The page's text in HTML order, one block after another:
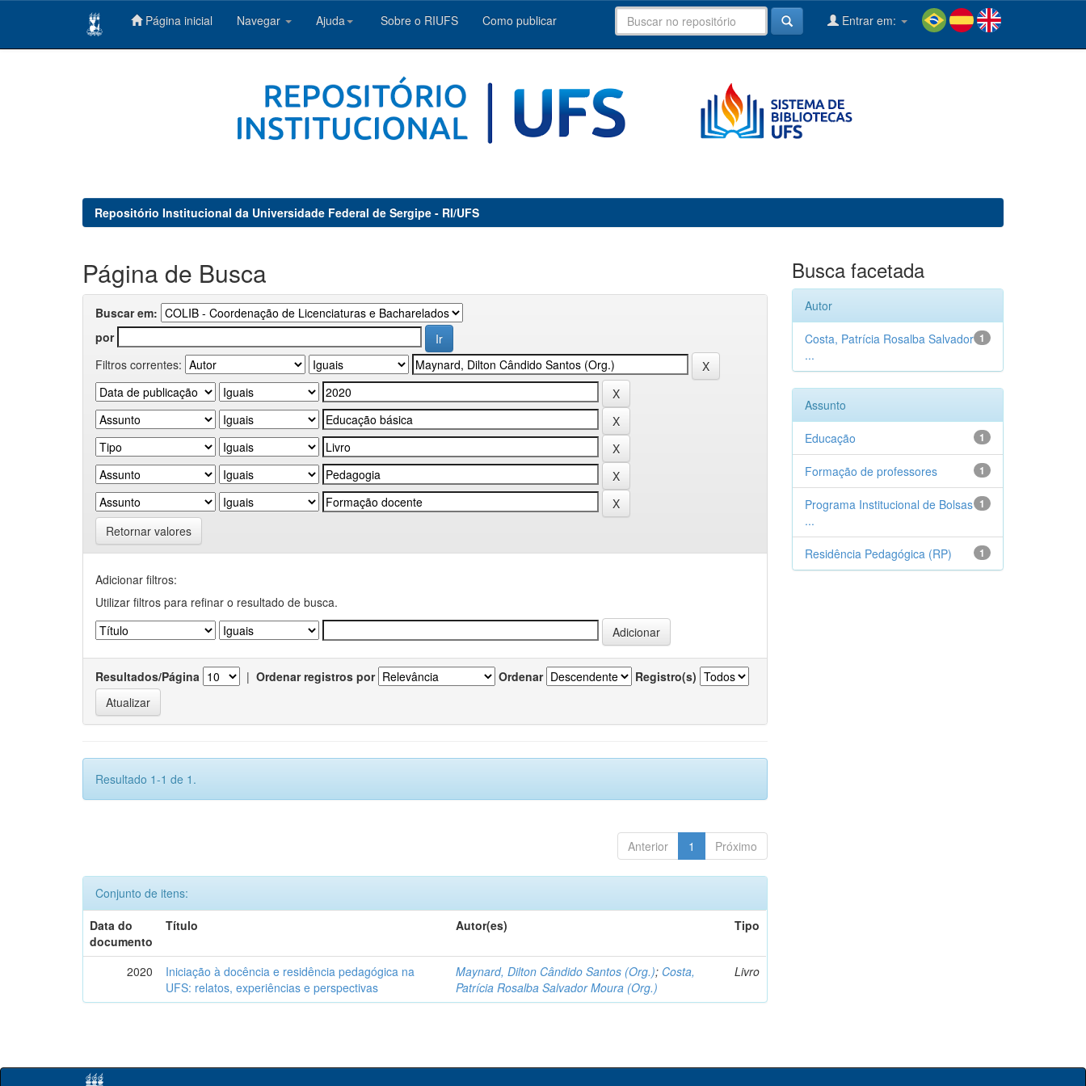
Página inicial Navegar Ajuda Sobre o RIUFS Como publicar Entrar em:
Repositório Institucional da Universidade Federal de Sergipe - RI/UFS
Página de Busca
Buscar em:
por
Filtros correntes:
Retornar valores
Adicionar filtros:
Utilizar filtros para refinar o resultado de busca.
Resultados/Página | Ordenar registros por Ordenar Registro(s)
Resultado 1-1 de 1.
Anterior 1 Próximo
Conjunto de itens:
Data do
documento
Título Autor(es) Tipo
2020
Iniciação à docência e residência pedagógica na
UFS: relatos, experiências e perspectivas
Maynard, Dilton Cândido Santos (Org.); Costa,
Patrícia Rosalba Salvador Moura (Org.)
Livro
Busca facetada
Autor
1
Costa, Patrícia Rosalba Salvador
...
Assunto
1
Educação
1
Formação de professores
1
Programa Institucional de Bolsas
...
1
Residência Pedagógica (RP)